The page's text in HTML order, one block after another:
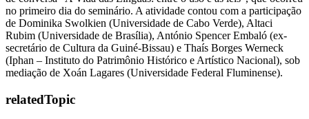
no primeiro dia do seminário. A atividade contou com a participação
de Dominika Swolkien (Universidade de Cabo Verde), Altaci
Rubim (Universidade de Brasília), António Spencer Embaló (ex-
secretário de Cultura da Guiné-Bissau) e Thaís Borges Werneck
(Iphan – Instituto do Patrimônio Histórico e Artístico Nacional), sob
mediação de Xoán Lagares (Universidade Federal Fluminense).
relatedTopic